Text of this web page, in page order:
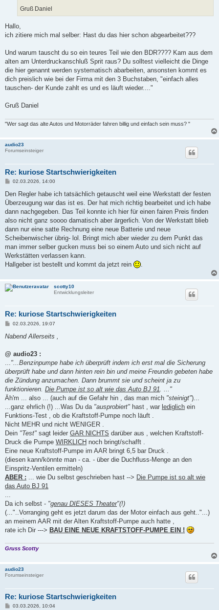
Gruß Daniel
Hallo,
ich zitiere mich mal selber: Hast du das hier schon abgearbeitet???
Und warum tauscht du so ein teures Teil wie den BDR???? Kam aus dem
alten am Unterdruckanschluß Sprit raus? Du solltest vielleicht die Dinge
die hier genannt werden systematisch abarbeiten, ansonsten kommt es
dich preislich wie bei der Firma mit den 3 Buchstaben, "einfach alles
tauschen- der Kunde zahlt es und es läuft wieder...."
Gruß Daniel
"Wer sagt das alte Autos und Motorräder fahren billig und einfach sein muss? "
audio23
Forumseinsteiger
Re: kuriose Startschwierigkeiten
B
i
r
a
02.03.2026, 14:00
Den Regler habe ich tatsächlich getauscht weil eine Werkstatt der festen
Überzeugung war das ist es. Der hat mich richtig bearbeitet und ich habe
dann nachgegeben. Das Teil konnte ich hier für einen fairen Preis finden
also nicht ganz soooo damatisch aber ärgerlich. Von der Werkstatt blieb
dann nur eine satte Rechnung eine neue Batterie und neue
Scheibenwischer übrig- lol. Bringt mich aber wieder zu dem Punkt das
man immer selber gucken muss bei so einem Auto und sich nicht auf
Werkstätten verlassen kann.
Hallgeber ist bestellt und kommt da jetzt rein
.
scotty10
Entwicklungsleiter
Re: kuriose Startschwierigkeiten
B
i
a
02.03.2026, 19:07
Nabend Allerseits ,
@ audio23 :
"...Benzinpumpe habe ich überprüft indem ich erst mal die Sicherung
überprüft habe und dann hinten rein bin und meine Freundin gebeten habe
die Zündung anzumachen. Dann brummt sie und scheint ja zu
funktionieren. Die Pumpe ist so alt wie das Auto BJ 91 . ..."
Äh'm ... also ... (auch auf die Gefahr hin , das man mich "steinigt")...
...ganz ehrlich (!) ...Was Du da "ausprobiert" hast , war lediglich ein
Funktions-Test , ob die Kraftstoff-Pumpe noch läuft .
Nicht MEHR und nicht WENIGER .
Dein "Test" sagt leider GAR NICHTS darüber aus , welchen Kraftstoff-
Druck die Pumpe WIRKLICH noch bringt/schafft .
Eine neue Kraftstoff-Pumpe im AAR bringt 6,5 bar Druck .
(diesen kann/könnte man - ca. - über die Duchfluss-Menge an den
Einspritz-Ventilen ermitteln)
ABER : ... wie Du selbst geschrieben hast --> Die Pumpe ist so alt wie
das Auto BJ 91
Da ich selbst - "genau DIESES Theater"(!)
(..."..Vorranging geht es jetzt darum das der Motor einfach aus geht.."...)
an meinem AAR mit der Alten Kraftstoff-Pumpe auch hatte ,
rate ich Dir ---> BAU EINE NEUE KRAFTSTOFF-PUMPE EIN !
Gruss Scotty
audio23
Forumseinsteiger
Re: kuriose Startschwierigkeiten
B03.03.2026, 10:04